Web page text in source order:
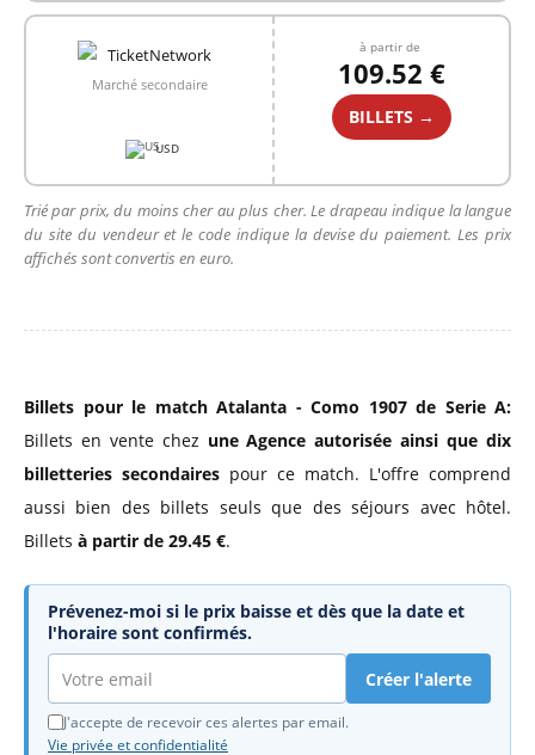
Marché secondaire
USD
à partir de
109.52 €
BILLETS →
Trié par prix, du moins cher au plus cher. Le drapeau indique la langue
du site du vendeur et le code indique la devise du paiement. Les prix
affichés sont convertis en euro.
Billets pour le match Atalanta - Como 1907 de Serie A:
Billets en vente chez une Agence autorisée ainsi que dix
billetteries secondaires pour ce match. L'offre comprend
aussi bien des billets seuls que des séjours avec hôtel.
Billets à partir de 29.45 €.
Prévenez-moi si le prix baisse et dès que la date et
l'horaire sont confirmés.
Créer l'alerte
J'accepte de recevoir ces alertes par email.
Vie privée et confidentialité